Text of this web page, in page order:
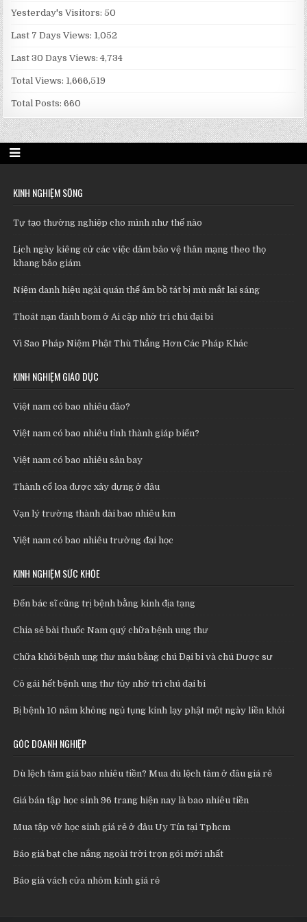
Yesterday's Visitors:50
Last 7 Days Views: 1,052
Last 30 Days Views:4,734
Total Views: 1,666,519
Total Posts:660
KINH NGHIỆM SỐNG
Tự tạo thường nghiệp cho mình như thế nào
Lịch ngày kiêng cử các việc dâm bảo vệ thân mạng theo thọ
khang bảo giám
Niệm danh hiệu ngài quán thế âm bồ tát bị mù mắt lại sáng
Thoát nạn đánh bom ở Ai cập nhờ trì chú đại bi
Vì Sao Pháp Niệm Phật Thù Thắng Hơn Các Pháp Khác
KINH NGHIỆM GIÁO DỤC
Việt nam có bao nhiêu đảo?
Việt nam có bao nhiêu tỉnh thành giáp biển?
Việt nam có bao nhiêu sân bay
Thành cổ loa được xây dựng ở đâu
Vạn lý trường thành dài bao nhiêu km
Việt nam có bao nhiêu trường đại học
KINH NGHIỆM SỨC KHỎE
Đến bác sĩ cũng trị bệnh bằng kinh địa tạng
Chia sẻ bài thuốc Nam quý chữa bệnh ung thư
Chữa khỏi bệnh ung thư máu bằng chú Đại bi và chú Dược sư
Cô gái hết bệnh ung thư tủy nhờ trì chú đại bi
Bị bệnh 10 năm không ngủ tụng kinh lạy phật một ngày liền khỏi
GÓC DOANH NGHIỆP
Dù lệch tâm giá bao nhiêu tiền? Mua dù lệch tâm ở đâu giá rẻ
Giá bán tập học sinh 96 trang hiện nay là bao nhiêu tiền
Mua tập vở học sinh giá rẻ ở đâu Uy Tín tại Tphcm
Báo giá bạt che nắng ngoài trời trọn gói mới nhất
Báo giá vách cửa nhôm kính giá rẻ